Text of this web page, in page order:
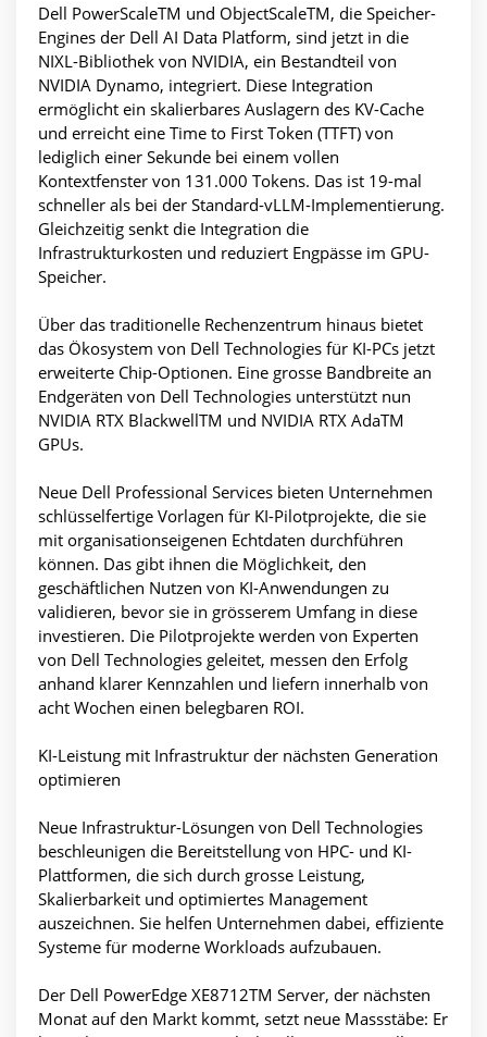
Dell PowerScaleTM und ObjectScaleTM, die Speicher-
Engines der Dell AI Data Platform, sind jetzt in die
NIXL-Bibliothek von NVIDIA, ein Bestandteil von
NVIDIA Dynamo, integriert. Diese Integration
ermöglicht ein skalierbares Auslagern des KV-Cache
und erreicht eine Time to First Token (TTFT) von
lediglich einer Sekunde bei einem vollen
Kontextfenster von 131.000 Tokens. Das ist 19-mal
schneller als bei der Standard-vLLM-Implementierung.
Gleichzeitig senkt die Integration die
Infrastrukturkosten und reduziert Engpässe im GPU-
Speicher.
Über das traditionelle Rechenzentrum hinaus bietet
das Ökosystem von Dell Technologies für KI-PCs jetzt
erweiterte Chip-Optionen. Eine grosse Bandbreite an
Endgeräten von Dell Technologies unterstützt nun
NVIDIA RTX BlackwellTM und NVIDIA RTX AdaTM
GPUs.
Neue Dell Professional Services bieten Unternehmen
schlüsselfertige Vorlagen für KI-Pilotprojekte, die sie
mit organisationseigenen Echtdaten durchführen
können. Das gibt ihnen die Möglichkeit, den
geschäftlichen Nutzen von KI-Anwendungen zu
validieren, bevor sie in grösserem Umfang in diese
investieren. Die Pilotprojekte werden von Experten
von Dell Technologies geleitet, messen den Erfolg
anhand klarer Kennzahlen und liefern innerhalb von
acht Wochen einen belegbaren ROI.
KI-Leistung mit Infrastruktur der nächsten Generation
optimieren
Neue Infrastruktur-Lösungen von Dell Technologies
beschleunigen die Bereitstellung von HPC- und KI-
Plattformen, die sich durch grosse Leistung,
Skalierbarkeit und optimiertes Management
auszeichnen. Sie helfen Unternehmen dabei, effiziente
Systeme für moderne Workloads aufzubauen.
Der Dell PowerEdge XE8712TM Server, der nächsten
Monat auf den Markt kommt, setzt neue Massstäbe: Er